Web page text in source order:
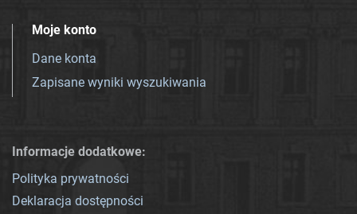
Moje konto
Dane konta
Zapisane wyniki wyszukiwania
Informacje dodatkowe:
Polityka prywatności
Deklaracja dostępności